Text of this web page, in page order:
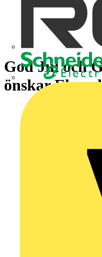
God Jul och
önskar